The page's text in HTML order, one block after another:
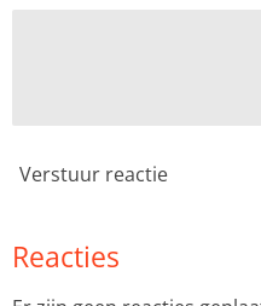
Verstuur reactie
Reacties